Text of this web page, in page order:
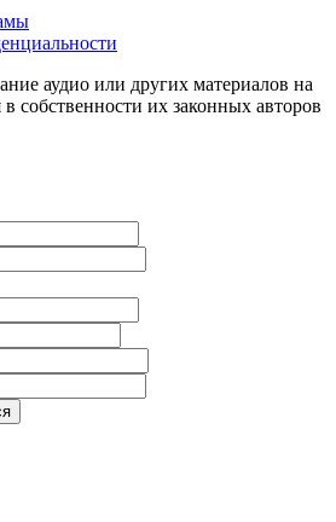
аудио или других материалов на
в собственности их законных авторов